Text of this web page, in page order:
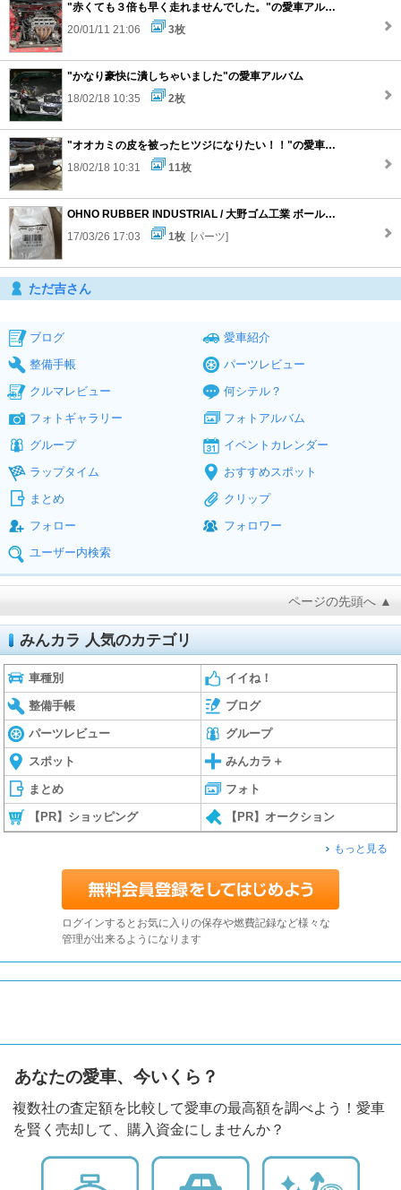
"赤くても３倍も早く走れませんでした。"の愛車アルバム
20/01/11 21:06
3枚
"かなり豪快に潰しちゃいました"の愛車アルバム
18/02/18 10:35
2枚
"オオカミの皮を被ったヒツジになりたい！！"の愛車アルバム
18/02/18 10:31
11枚
OHNO RUBBER INDUSTRIAL / 大野ゴム工業 ボールジョイントカバー/ブーツ
17/03/26 17:03
1枚 [パーツ]
ただ吉さん
ブログ
愛車紹介
整備手帳
パーツレビュー
クルマレビュー
何シテル？
フォトギャラリー
フォトアルバム
グループ
イベントカレンダー
ラップタイム
おすすめスポット
まとめ
クリップ
フォロー
フォロワー
ユーザー内検索
ページの先頭へ ▲
みんカラ 人気のカテゴリ
車種別 イイね！
整備手帳 ブログ
パーツレビュー グループ
スポット みんカラ＋
まとめ フォト
【PR】ショッピング 【PR】オークション
もっと見る
ログインするとお気に入りの保存や燃費記録など様々な
管理が出来るようになります
あなたの愛車、今いくら？
複数社の査定額を比較して愛車の最高額を調べよう！愛車
を賢く売却して、購入資金にしませんか？